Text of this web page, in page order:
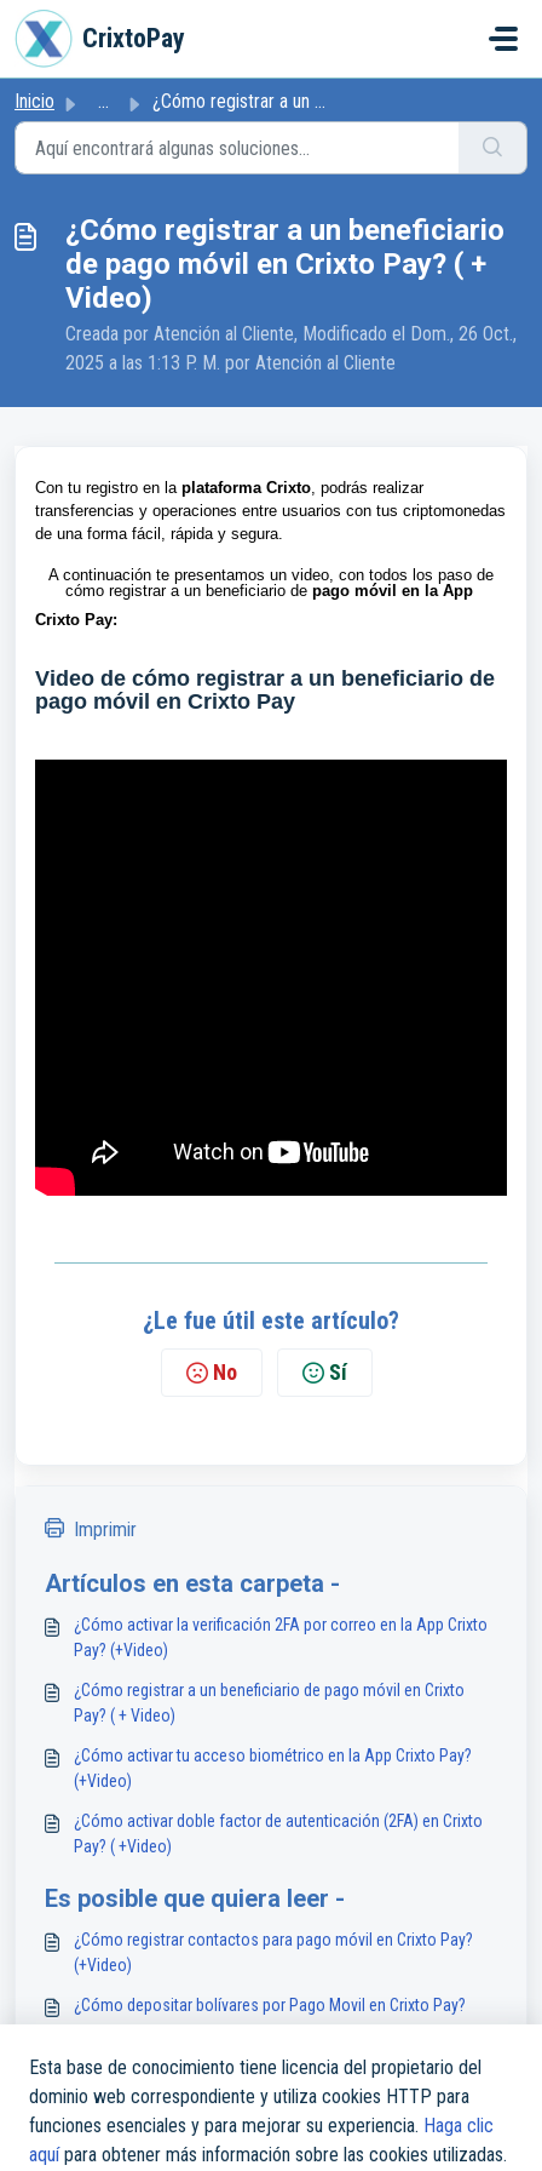
Ir al contenido principal
CrixtoPay
Inicio ... ¿Cómo registrar a un beneficiario de pago móvil en Crixto...
¿Cómo registrar a un beneficiario
de pago móvil en Crixto Pay? ( +
Video)
Creada por Atención al Cliente, Modificado el Dom., 26 Oct.,
2025 a las 1:13 P. M. por Atención al Cliente
Con tu registro en laplataforma Crixto, podrás realizar
transferencias y operaciones entre usuarios con tus criptomonedas
de una forma fácil, rápida y segura.
A continuación te presentamos un video, con todos los paso de
cómo registrar a un beneficiario depago móvil en la App
Crixto Pay:
Video de cómo registrar a un beneficiario de
pago móvil en Crixto Pay
¿Le fue útil este artículo?
No Sí
Imprimir
Artículos en esta carpeta -
¿Cómo activar la verificación 2FA por correo en la App Crixto
Pay? (+Video)
¿Cómo registrar a un beneficiario de pago móvil en Crixto
Pay? ( + Video)
¿Cómo activar tu acceso biométrico en la App Crixto Pay?
(+Video)
¿Cómo activar doble factor de autenticación (2FA) en Crixto
Pay? ( +Video)
Es posible que quiera leer -
¿Cómo registrar contactos para pago móvil en Crixto Pay?
(+Video)
¿Cómo depositar bolívares por Pago Movil en Crixto Pay?
CRIXTO
¿Cómo agregar una wallet al directorio de la App de Crixto
Pay?
Esta base de conocimiento tiene licencia del propietario del
dominio web correspondiente y utiliza cookies HTTP para
funciones esenciales y para mejorar su experiencia. Haga clic
aquípara obtener más información sobre las cookies utilizadas.